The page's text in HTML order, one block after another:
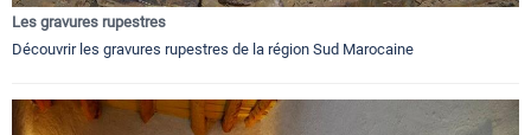
Les gravures rupestres
Découvrir les gravures rupestres de la région Sud Marocaine